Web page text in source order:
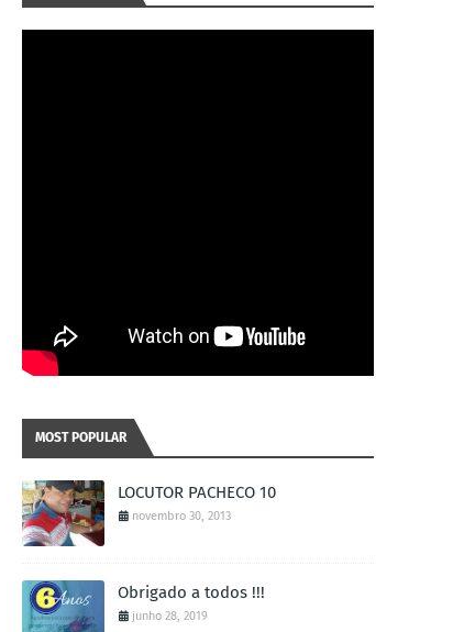
MOST POPULAR
LOCUTOR PACHECO 10
novembro 30, 2013
Obrigado a todos !!!
junho 28, 2019